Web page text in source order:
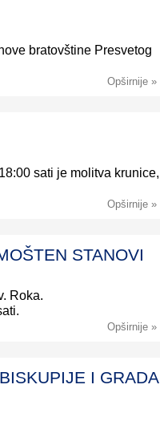
bratovštine Presvetog
Opširnije »
sati je molitva krunice,
Opširnije »
STANOVI
Roka.
Opširnije »
I GRADA